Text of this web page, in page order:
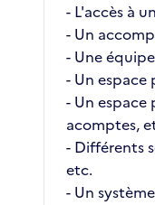
- L'accès à
- Un
- Une
- Un
- Un
acomptes,
- Différents
etc.
- Un